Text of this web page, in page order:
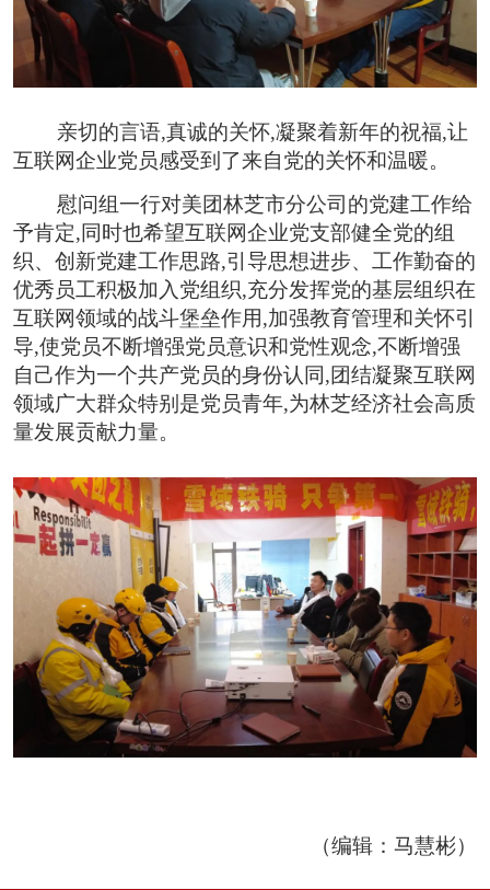
亲切的言语,真诚的关怀,凝聚着新年的祝福,让
互联网企业党员感受到了来自党的关怀和温暖。
慰问组一行对美团林芝市分公司的党建工作给
予肯定,同时也希望互联网企业党支部健全党的组
织、创新党建工作思路,引导思想进步、工作勤奋的
优秀员工积极加入党组织,充分发挥党的基层组织在
互联网领域的战斗堡垒作用,加强教育管理和关怀引
导,使党员不断增强党员意识和党性观念,不断增强
自己作为一个共产党员的身份认同,团结凝聚互联网
领域广大群众特别是党员青年,为林芝经济社会高质
量发展贡献力量。
（编辑：马慧彬）